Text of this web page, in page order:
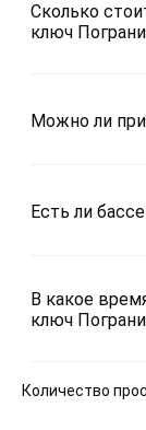
Сколько
ключ
Можно ли
Есть ли
В какое
ключ
Количество